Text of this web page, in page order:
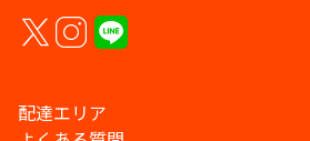
配達エリア